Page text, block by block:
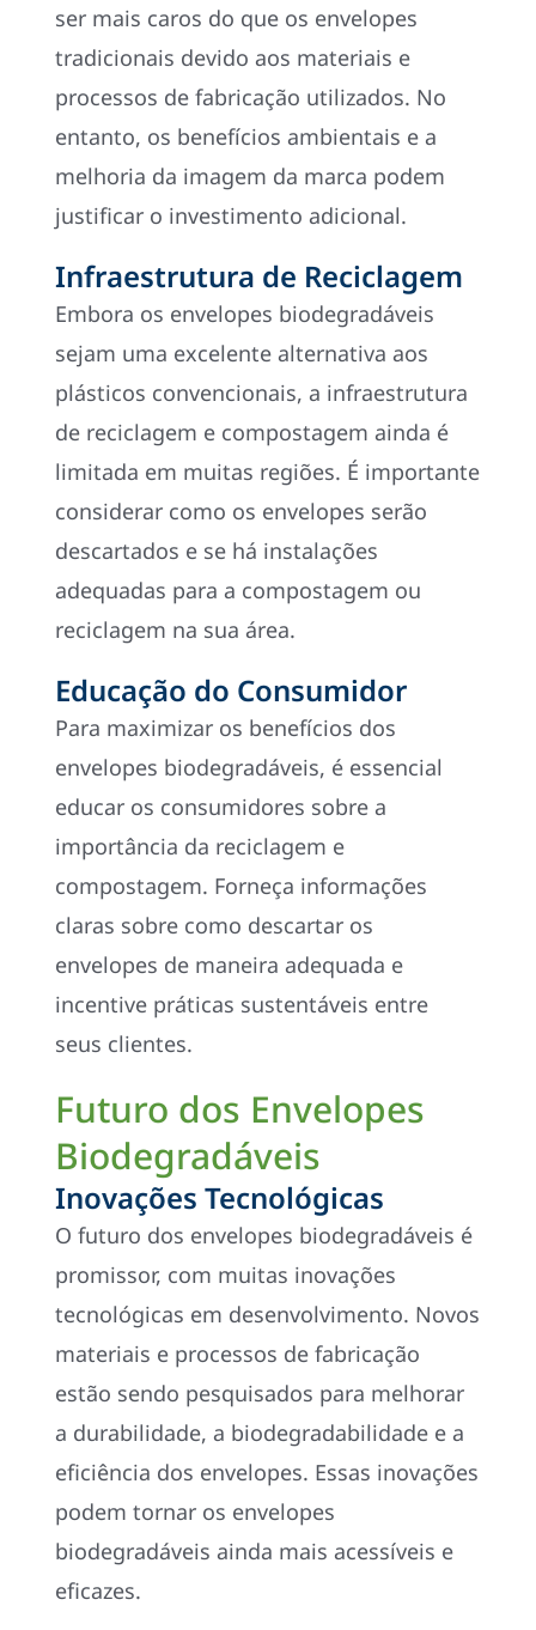
ser mais caros do que os envelopes
tradicionais devido aos materiais e
processos de fabricação utilizados. No
entanto, os benefícios ambientais e a
melhoria da imagem da marca podem
justificar o investimento adicional.
Infraestrutura de Reciclagem
Embora os envelopes biodegradáveis
sejam uma excelente alternativa aos
plásticos convencionais, a infraestrutura
de reciclagem e compostagem ainda é
limitada em muitas regiões. É importante
considerar como os envelopes serão
descartados e se há instalações
adequadas para a compostagem ou
reciclagem na sua área.
Educação do Consumidor
Para maximizar os benefícios dos
envelopes biodegradáveis, é essencial
educar os consumidores sobre a
importância da reciclagem e
compostagem. Forneça informações
claras sobre como descartar os
envelopes de maneira adequada e
incentive práticas sustentáveis entre
seus clientes.
Futuro dos Envelopes
Biodegradáveis
Inovações Tecnológicas
O futuro dos envelopes biodegradáveis é
promissor, com muitas inovações
tecnológicas em desenvolvimento. Novos
materiais e processos de fabricação
estão sendo pesquisados para melhorar
a durabilidade, a biodegradabilidade e a
eficiência dos envelopes. Essas inovações
podem tornar os envelopes
biodegradáveis ainda mais acessíveis e
eficazes.